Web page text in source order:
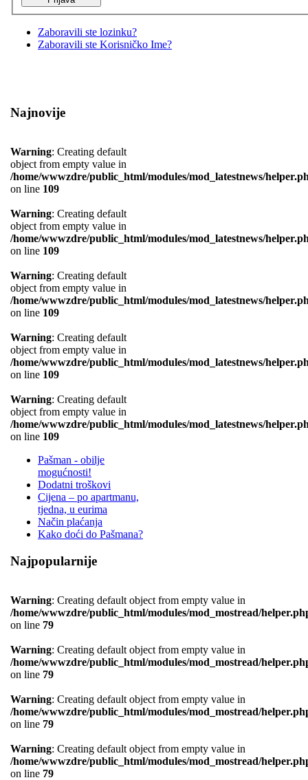
Zaboravili ste lozinku?
Zaboravili ste Korisničko Ime?
Najnovije
Warning: Creating default
object from empty value in
/home/wwwzdre/public_html/modules/mod_latestnews/
on line 109
Warning: Creating default
object from empty value in
/home/wwwzdre/public_html/modules/mod_latestnews/
on line 109
Warning: Creating default
object from empty value in
/home/wwwzdre/public_html/modules/mod_latestnews/
on line 109
Warning: Creating default
object from empty value in
/home/wwwzdre/public_html/modules/mod_latestnews/
on line 109
Warning: Creating default
object from empty value in
/home/wwwzdre/public_html/modules/mod_latestnews/
on line 109
Pašman - obilje
mogućnosti!
Dodatni troškovi
Cijena – po apartmanu,
tjedna, u eurima
Način plaćanja
Kako doći do Pašmana?
Najpopularnije
Warning: Creating default object from empty value in
/home/wwwzdre/public_html/modules/mod_mostread/
on line 79
Warning: Creating default object from empty value in
/home/wwwzdre/public_html/modules/mod_mostread/
on line 79
Warning: Creating default object from empty value in
/home/wwwzdre/public_html/modules/mod_mostread/
on line 79
Warning: Creating default object from empty value in
/home/wwwzdre/public_html/modules/mod_mostread/
on line 79